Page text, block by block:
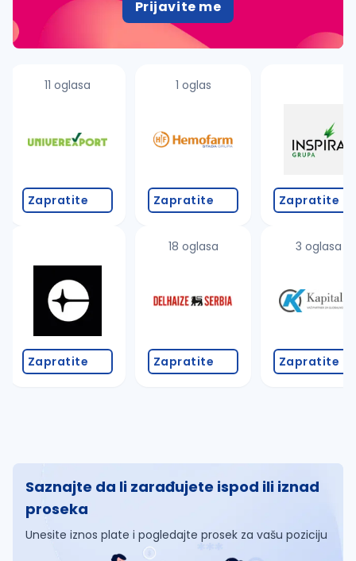
Prijavite me
11 oglasa
Zapratite
Zapratite
1 oglas
Zapratite
18 oglasa
Zapratite
Zapratite
3 oglasa
Zapratite
Saznajte da li zarađujete ispod ili iznad
proseka
Unesite iznos plate i pogledajte prosek za vašu poziciju